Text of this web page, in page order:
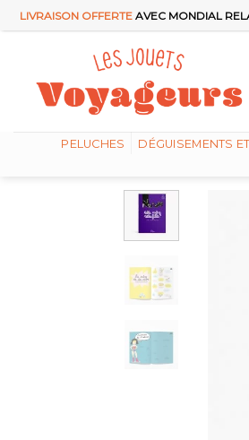
Passer
au
LIVRAISON OFFERTE AVEC MONDIAL
PELUCHES DÉGUISEMENTS